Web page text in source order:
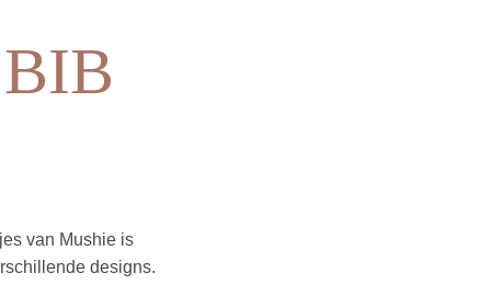
van Mushie is
designs.